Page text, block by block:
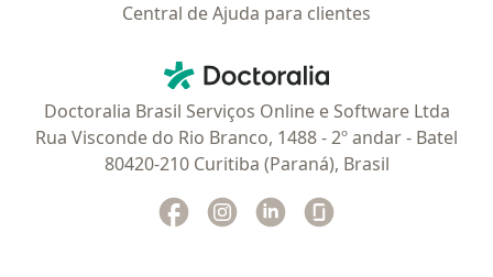
Central de Ajuda para clientes
Doctoralia - Homepage
Doctoralia Brasil Serviços Online e Software Ltda
Rua Visconde do Rio Branco, 1488 - 2º andar - Batel
80420-210 Curitiba (Paraná), Brasil
Facebook
abre num novo separador
Instagram
abre num novo separador
Linkedin
abre num novo